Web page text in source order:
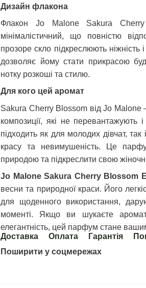
Дизайн флакона
Флакон Jo Malone Sakura Cherry
мінімалістичний, що повністю
прозоре скло підкреслюють ніжність
дозволяє йому стати прикрасою
нотку розкоші та стилю.
Для кого цей аромат
Sakura Cherry Blossom від Jo Malone
композиції, які не перевантажують
підходить як для молодих дівчат,
красу та невимушеність. Це
природою та підкреслити свою
Jo Malone Sakura Cherry Blossom
весни та природної краси. Його
для щоденного використання,
моменті. Якщо ви шукаєте
елегантність, цей парфум стане
Доставка
Оплата Гарантія
Поширити у соцмережах